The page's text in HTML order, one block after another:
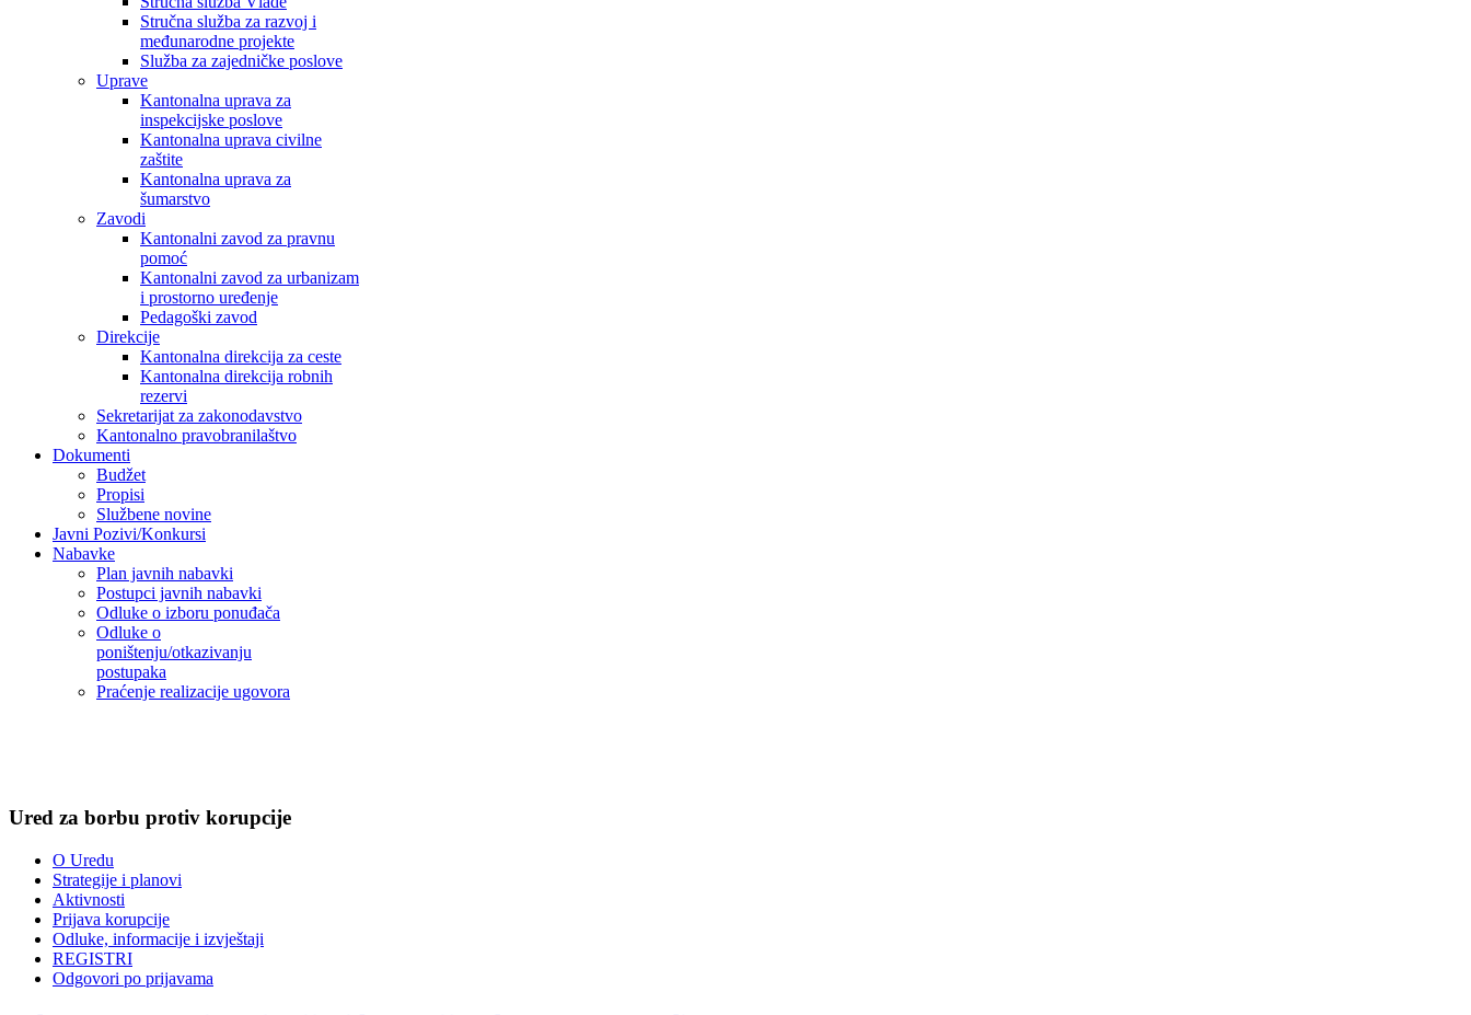
Stručna služba za razvoj i
međunarodne projekte
Služba za zajedničke poslove
Uprave
Kantonalna uprava za
inspekcijske poslove
Kantonalna uprava civilne
zaštite
Kantonalna uprava za
šumarstvo
Zavodi
Kantonalni zavod za pravnu
pomoć
Kantonalni zavod za urbanizam
i prostorno uređenje
Pedagoški zavod
Direkcije
Kantonalna direkcija za ceste
Kantonalna direkcija robnih
rezervi
Sekretarijat za zakonodavstvo
Kantonalno pravobranilaštvo
Dokumenti
Budžet
Propisi
Službene novine
Javni Pozivi/Konkursi
Nabavke
Plan javnih nabavki
Postupci javnih nabavki
Odluke o izboru ponuđača
Odluke o
poništenju/otkazivanju
postupaka
Praćenje realizacije ugovora
Ured za borbu protiv korupcije
O Uredu
Strategije i planovi
Aktivnosti
Prijava korupcije
Odluke, informacije i izvještaji
REGISTRI
Odgovori po prijavama